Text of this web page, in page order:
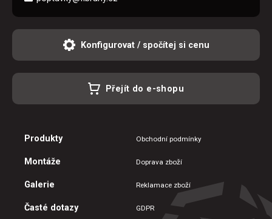
Konfigurovat / spočítej si cenu
Přejít do e-shopu
Produkty
Montáže
Galerie
Časté dotazy
Obchodní podmínky
Doprava zboží
Reklamace zboží
GDPR